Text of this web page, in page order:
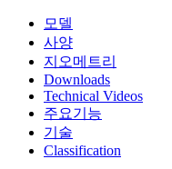
모델
사양
지오메트리
Downloads
Technical Videos
주요기능
기술
Classification